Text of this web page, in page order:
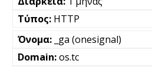
HTTP
_ga (onesignal)
os.tc